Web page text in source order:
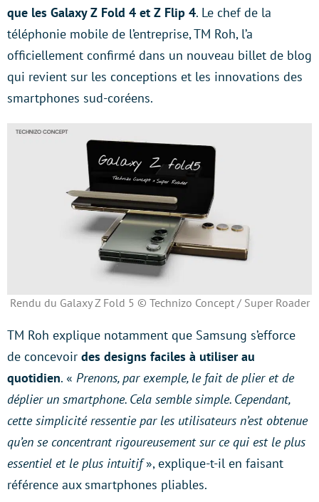
que les Galaxy Z Fold 4 et Z Flip 4. Le chef de la
téléphonie mobile de l’entreprise, TM Roh, l’a
officiellement confirmé dans un nouveau billet de blog
qui revient sur les conceptions et les innovations des
smartphones sud-coréens.
Rendu du Galaxy Z Fold 5 © Technizo Concept / Super Roader
TM Roh explique notamment que Samsung s’efforce
de concevoir des designs faciles à utiliser au
quotidien. « Prenons, par exemple, le fait de plier et de
déplier un smartphone. Cela semble simple. Cependant,
cette simplicité ressentie par les utilisateurs n’est obtenue
qu’en se concentrant rigoureusement sur ce qui est le plus
essentiel et le plus intuitif», explique-t-il en faisant
référence aux smartphones pliables.